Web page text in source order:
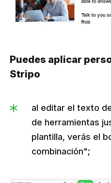
Puedes aplicar
Stripo
al editar el texto
de herramientas
plantilla, verás el
combinación";